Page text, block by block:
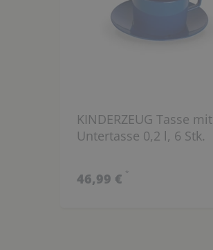
KINDERZEUG Tasse mit
Untertasse 0,2 l, 6 Stk.
46,99 € *